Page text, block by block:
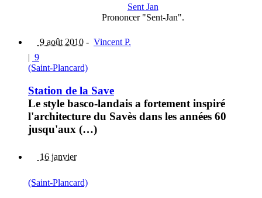
Sent Jan
Prononcer "Sent-Jan".
9 août 2010 - Vincent P.
| 9
(Saint-Plancard)
Station de la Save
Le style basco-landais a fortement inspiré
l'architecture du Savès dans les années 60
jusqu'aux (…)
16 janvier
(Saint-Plancard)